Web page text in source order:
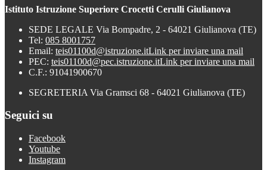
Istituto Istruzione Superiore Crocetti Cerulli Giulianova
SEDE LEGALE Via Bompadre, 2 - 64021 Giulianova (TE)
Tel: 085 8001757
Email: teis01100d@istruzione.itLink per inviare una mail
PEC: teis01100d@pec.istruzione.itLink per inviare una mail
C.F.: 91041900670
SEGRETERIA Via Gramsci 68 - 64021 Giulianova (TE)
Seguici su
Facebook
Youtube
Instagram